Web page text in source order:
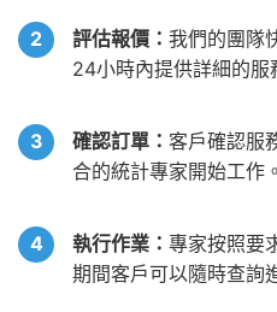
評估報價： 我們的團隊
24小時內提供詳細的服
確認訂單： 客戶確認服
合的統計專家開始工作
執行作業： 專家按照要
期間客戶可以隨時查詢